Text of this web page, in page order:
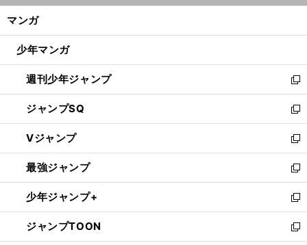
ン
ウ
開
く
マンガ
少年マンガ
週刊少年ジャンプ
新
し
い
ウ
ィ
ン
ド
ウ
で
開
く
ジャンプSQ
新
し
い
ウ
ィ
ン
ド
ウ
で
開
Vジャンプ
新
し
い
ウ
ィ
ン
ド
ウ
最強ジャンプ
新
し
い
ウ
ィ
ン
少年ジャンプ+
新
し
い
ジャンプTOON
新